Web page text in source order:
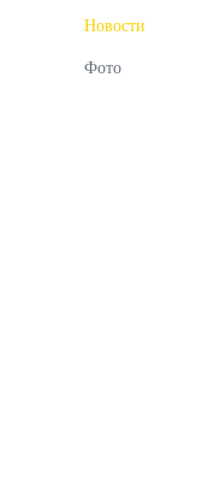
Новости
Фото